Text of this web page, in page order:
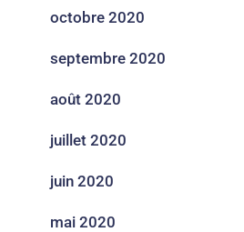
octobre 2020
septembre 2020
août 2020
juillet 2020
juin 2020
mai 2020